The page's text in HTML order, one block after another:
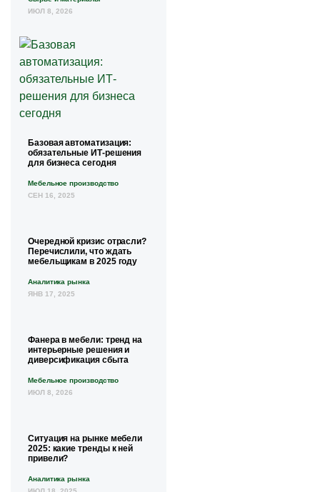
ИЮЛ 8, 2026
Базовая автоматизация:
обязательные ИТ-решения
для бизнеса сегодня
Мебельное производство
СЕН 16, 2025
Очередной кризис отрасли?
Перечислили, что ждать
мебельщикам в 2025 году
Аналитика рынка
ЯНВ 17, 2025
Фанера в мебели: тренд на
интерьерные решения и
диверсификация сбыта
Мебельное производство
ИЮЛ 8, 2026
Ситуация на рынке мебели
2025: какие тренды к ней
привели?
Аналитика рынка